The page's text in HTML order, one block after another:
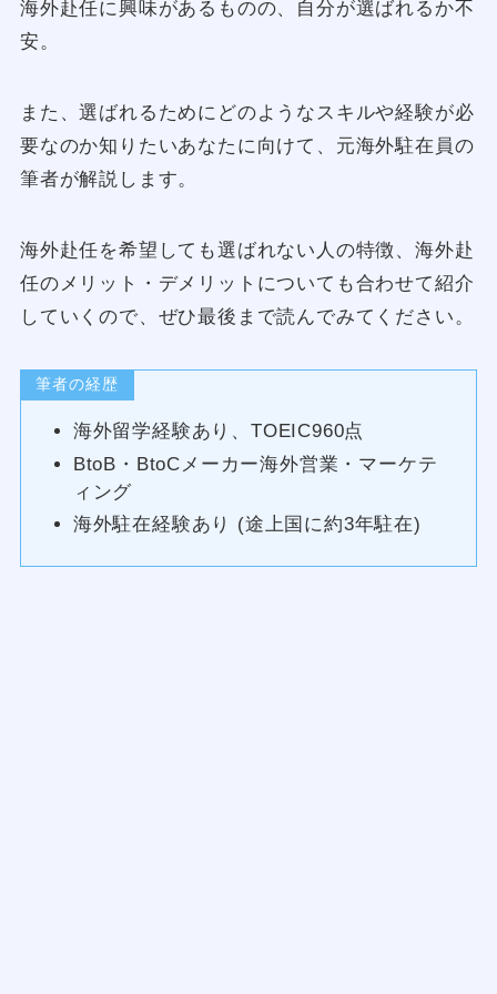
海外赴任に興味があるものの、自分が選ばれるか不
安。
また、選ばれるためにどのようなスキルや経験が必
要なのか知りたいあなたに向けて、元海外駐在員の
筆者が解説します。
海外赴任を希望しても選ばれない人の特徴、海外赴
任のメリット・デメリットについても合わせて紹介
していくので、ぜひ最後まで読んでみてください。
筆者の経歴
海外留学経験あり、TOEIC960点
BtoB・BtoCメーカー海外営業 ・ マーケテ
ィング
海外駐在経験あり (途上国に約3年駐在)